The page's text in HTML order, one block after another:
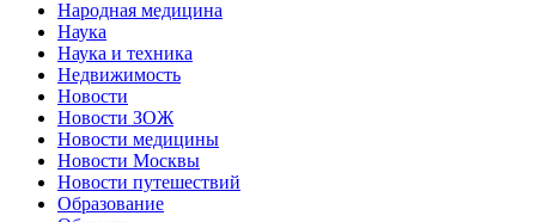
Народная медицина
Наука
Наука и техника
Недвижимость
Новости
Новости ЗОЖ
Новости медицины
Новости Москвы
Новости путешествий
Образование